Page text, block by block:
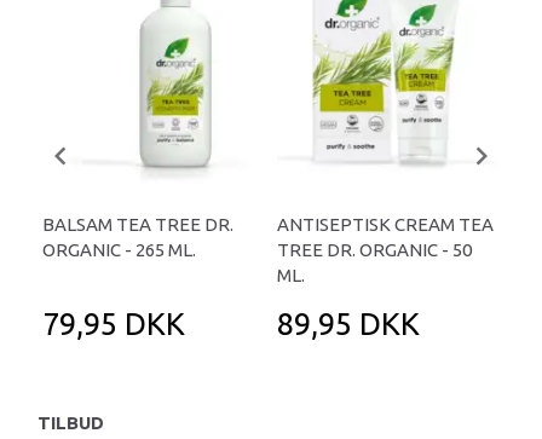
BALSAM TEA TREE DR.
ORGANIC - 265 ML.
79,95 DKK
ANTISEPTISK CREAM TEA
TREE DR. ORGANIC - 50
ML.
89,95 DKK
TILBUD